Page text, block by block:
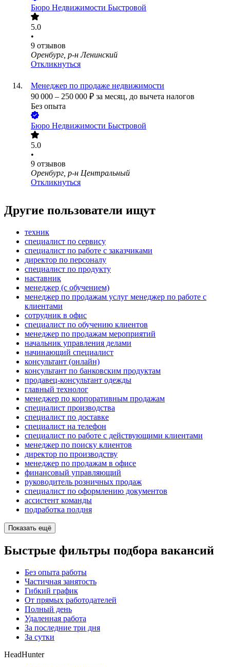
Бюро Недвижимости Быстровой
5.0
•
9 отзывов
Оренбург, р-н Ленинский
Откликнуться
Менеджер по продаже недвижимости
90 000 – 250 000 ₽ за месяц, до вычета налогов
Без опыта
Бюро Недвижимости Быстровой
5.0
•
9 отзывов
Оренбург, р-н Центральный
Откликнуться
Другие пользователи ищут
техник
специалист по сервису
специалист по работе с заказчиками
директор по персоналу
специалист по продукту
наставник
менеджер (с обучением)
менеджер по продажам услуг менеджер по работе с
клиентами
сотрудник в офис
специалист по обучению клиентов
менеджер по продажам мероприятий
начальник управления делами
начинающий специалист
консультант (онлайн)
консультант по банковским продуктам
продавец-консультант одежды
главный технолог
менеджер по корпоративным продажам
специалист производства
специалист по доставке
специалист на телефон
специалист по работе с действующими клиентами
менеджер по поиску клиентов
директор по производству
менеджер по продажам в офисе
финансовый управляющий
руководитель розничных продаж
специалист по оформлению документов
ассистент команды
подработка полдня
Показать ещё
Быстрые фильтры подбора вакансий
Без опыта работы
Частичная занятость
Гибкий график
От прямых работодателей
Полный день
Удаленная работа
За последние три дня
За сутки
HeadHunter